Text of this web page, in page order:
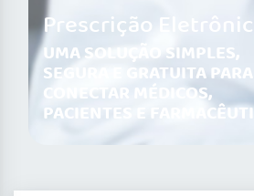
Prescrição
UMA SOLUÇÃO SIMPLES,
SEGURA E GRATUITA PARA
CONECTAR MÉDICOS,
PACIENTES E